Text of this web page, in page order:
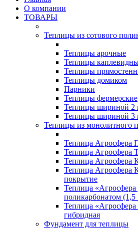
О компании
ТОВАРЫ
Теплицы из сотового
Теплицы арочные
Теплицы
Теплицы
Теплицы домиком
Парники
Теплицы фермерские
Теплицы шириной 2
Теплицы шириной 3
Теплицы из монолитного
Теплица
Теплица
Теплица Агросфера
Теплица Агросфера
покрытие
Теплица
поликарбонатом
Теплица «Агросфера
гибридная
Фундамент для теплицы